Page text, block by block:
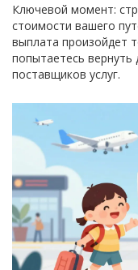
Ключевой момент:
стоимости вашего
выплата произойдет
попытаетесь вернуть
поставщиков услуг.